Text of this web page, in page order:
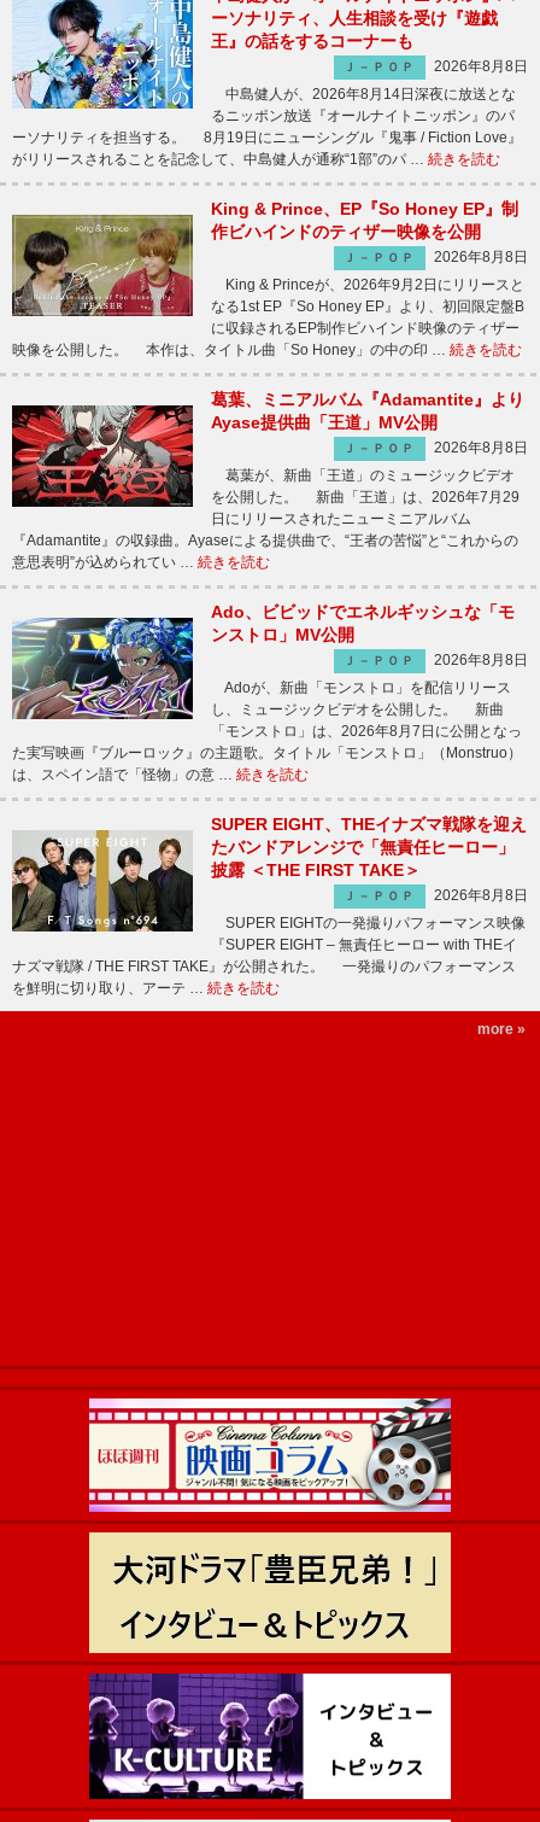
ーソナリティ、人生相談を受け『遊戯
王』の話をするコーナーも
Ｊ－ＰＯＰ
2026年8月8日
中島健人が、2026年8月14日深夜に放送とな
るニッポン放送『オールナイトニッポン』のパ
ーソナリティを担当する。 8月19日にニューシングル『鬼事 / Fiction Love』
がリリースされることを記念して、中島健人が通称“1部”のパ … 続きを読む
King & Prince、EP『So Honey EP』制
作ビハインドのティザー映像を公開
Ｊ－ＰＯＰ
2026年8月8日
King & Princeが、2026年9月2日にリリースと
なる1st EP『So Honey EP』より、初回限定盤B
に収録されるEP制作ビハインド映像のティザー
映像を公開した。 本作は、タイトル曲「So Honey」の中の印 … 続きを読む
葛葉、ミニアルバム『Adamantite』より
Ayase提供曲「王道」MV公開
Ｊ－ＰＯＰ
2026年8月8日
葛葉が、新曲「王道」のミュージックビデオ
を公開した。 新曲「王道」は、2026年7月29
日にリリースされたニューミニアルバム
『Adamantite』の収録曲。Ayaseによる提供曲で、“王者の苦悩”と“これからの
意思表明”が込められてい … 続きを読む
Ado、ビビッドでエネルギッシュな「モ
ンストロ」MV公開
Ｊ－ＰＯＰ
2026年8月8日
Adoが、新曲「モンストロ」を配信リリース
し、ミュージックビデオを公開した。 新曲
「モンストロ」は、2026年8月7日に公開となっ
た実写映画『ブルーロック』の主題歌。タイトル「モンストロ」（Monstruo）
は、スペイン語で「怪物」の意 … 続きを読む
SUPER EIGHT、THEイナズマ戦隊を迎え
たバンドアレンジで「無責任ヒーロー」
披露 ＜THE FIRST TAKE＞
Ｊ－ＰＯＰ
2026年8月8日
SUPER EIGHTの一発撮りパフォーマンス映像
『SUPER EIGHT – 無責任ヒーロー with THEイ
ナズマ戦隊 / THE FIRST TAKE』が公開された。 一発撮りのパフォーマンス
を鮮明に切り取り、アーテ … 続きを読む
more »